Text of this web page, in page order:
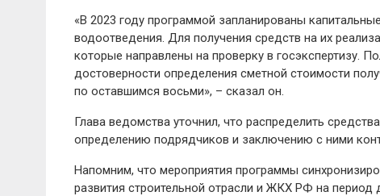
«В 2023 году программой запланированы
водоотведения. Для получения средств на их
которые направлены на проверку в госэкспертизу.
достоверности определения сметной стоимости
по оставшимся восьми», – сказал он.
Глава ведомства уточнил, что распределить
определению подрядчиков и заключению с ними
Напомним, что мероприятия программы
развития строительной отрасли и ЖКХ РФ на